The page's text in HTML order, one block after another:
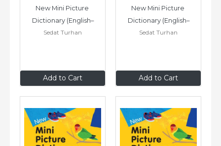
Add to Cart
New Mini Picture
Dictionary (English–
Korean)
Sedat Turhan
$9.99 Add to Cart
New Mini Picture
Dictionary (English–
Japanese)
Sedat Turhan
$9.99